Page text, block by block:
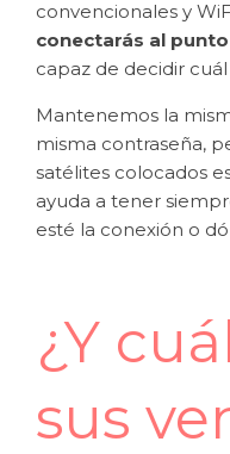
convencionales y
conectarás al
capaz de decidir
Mantenemos la
misma contraseña,
satélites colocados
ayuda a tener
esté la conexión o
¿Y
sus